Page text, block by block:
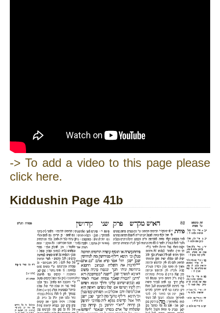
-> To add a video to this page please
click here.
Kiddushin Page 41b